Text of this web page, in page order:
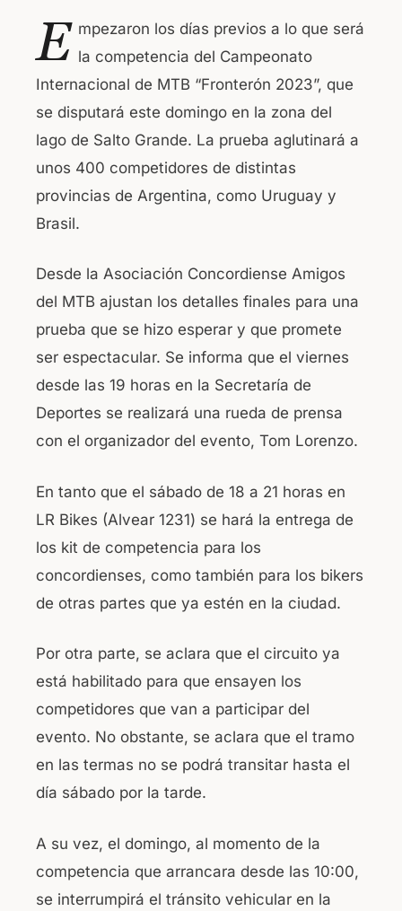
c
e
b
o
o
k
at
s
A
p
p
E mpezaron los días previos a lo que será
la competencia del Campeonato
Internacional de MTB “Fronterón 2023”, que
se disputará este domingo en la zona del
lago de Salto Grande. La prueba aglutinará a
unos 400 competidores de distintas
provincias de Argentina, como Uruguay y
Brasil.
Desde la Asociación Concordiense Amigos
del MTB ajustan los detalles finales para una
prueba que se hizo esperar y que promete
ser espectacular. Se informa que el viernes
desde las 19 horas en la Secretaría de
Deportes se realizará una rueda de prensa
con el organizador del evento, Tom Lorenzo.
En tanto que el sábado de 18 a 21 horas en
LR Bikes (Alvear 1231) se hará la entrega de
los kit de competencia para los
concordienses, como también para los bikers
de otras partes que ya estén en la ciudad.
Por otra parte, se aclara que el circuito ya
está habilitado para que ensayen los
competidores que van a participar del
evento. No obstante, se aclara que el tramo
en las termas no se podrá transitar hasta el
día sábado por la tarde.
A su vez, el domingo, al momento de la
competencia que arrancara desde las 10:00,
se interrumpirá el tránsito vehicular en la